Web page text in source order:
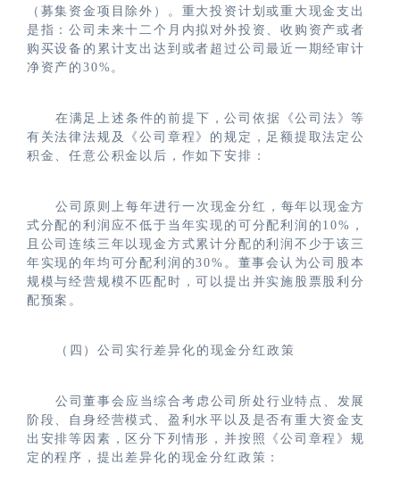
（募集资金项目除外）。重大投资计划或重大现金支出
是指：公司未来十二个月内拟对外投资、收购资产或者
购买设备的累计支出达到或者超过公司最近一期经审计
净资产的30%。
在满足上述条件的前提下，公司依据《公司法》等
有关法律法规及《公司章程》的规定，足额提取法定公
积金、任意公积金以后，作如下安排：
公司原则上每年进行一次现金分红，每年以现金方
式分配的利润应不低于当年实现的可分配利润的10%，
且公司连续三年以现金方式累计分配的利润不少于该三
年实现的年均可分配利润的30%。董事会认为公司股本
规模与经营规模不匹配时，可以提出并实施股票股利分
配预案。
（四）公司实行差异化的现金分红政策
公司董事会应当综合考虑公司所处行业特点、发展
阶段、自身经营模式、盈利水平以及是否有重大资金支
出安排等因素，区分下列情形，并按照《公司章程》规
定的程序，提出差异化的现金分红政策：